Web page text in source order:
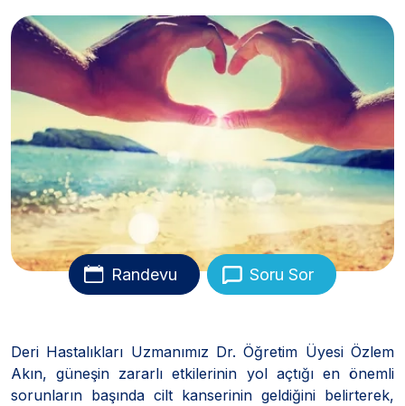
Randevu Soru Sor
Deri Hastalıkları Uzmanımız Dr. Öğretim Üyesi Özlem
Akın, güneşin zararlı etkilerinin yol açtığı en önemli
sorunların başında cilt kanserinin geldiğini belirterek,